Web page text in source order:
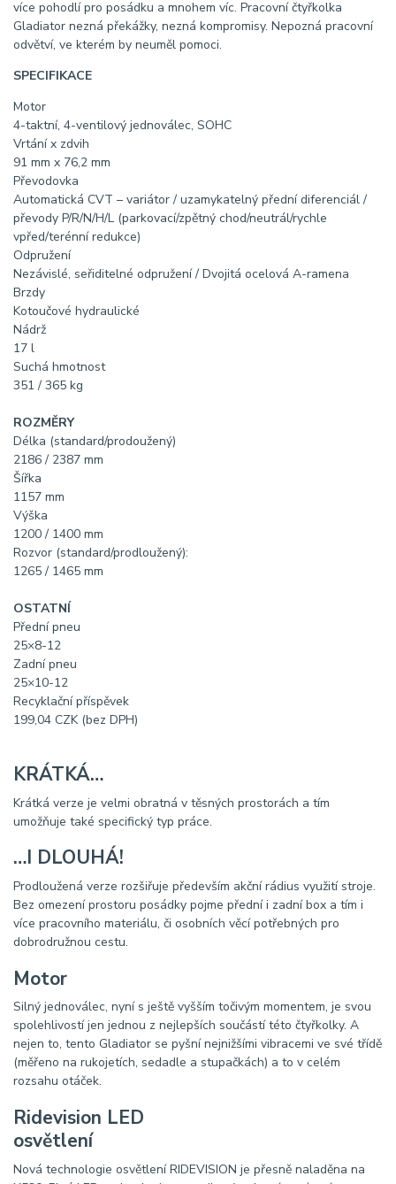
více pohodlí pro posádku a mnohem víc. Pracovní čtyřkolka
Gladiator nezná překážky, nezná kompromisy. Nepozná pracovní
odvětví, ve kterém by neuměl pomoci.
SPECIFIKACE
Motor
4-taktní, 4-ventilový jednoválec, SOHC
Vrtání x zdvih
91 mm x 76,2 mm
Převodovka
Automatická CVT – variátor / uzamykatelný přední diferenciál /
převody P/R/N/H/L (parkovací/zpětný chod/neutrál/rychle
vpřed/terénní redukce)
Odpružení
Nezávislé, seřiditelné odpružení / Dvojitá ocelová A-ramena
Brzdy
Kotoučové hydraulické
Nádrž
17 l
Suchá hmotnost
351 / 365 kg
ROZMĚRY
Délka (standard/prodoužený)
2186 / 2387 mm
Šířka
1157 mm
Výška
1200 / 1400 mm
Rozvor (standard/prodloužený):
1265 / 1465 mm
OSTATNÍ
Přední pneu
25×8-12
Zadní pneu
25×10-12
Recyklační příspěvek
199,04 CZK (bez DPH)
KRÁTKÁ…
Krátká verze je velmi obratná v těsných prostorách a tím
umožňuje také specifický typ práce.
…I DLOUHÁ!
Prodloužená verze rozšiřuje především akční rádius využití stroje.
Bez omezení prostoru posádky pojme přední i zadní box a tím i
více pracovního materiálu, či osobních věcí potřebných pro
dobrodružnou cestu.
Motor
Silný jednoválec, nyní s ještě vyšším točivým momentem, je svou
spolehlivostí jen jednou z nejlepších součástí této čtyřkolky. A
nejen to, tento Gladiator se pyšní nejnižšími vibracemi ve své třídě
(měřeno na rukojetích, sedadle a stupačkách) a to v celém
rozsahu otáček.
Ridevision LED
osvětlení
Nová technologie osvětlení RIDEVISION je přesně naladěna na